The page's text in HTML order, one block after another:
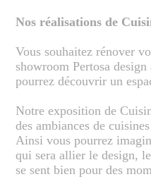
Nos réalisations de
Vous souhaitez rénover
showroom Pertosa
pourrez découvrir un
Notre exposition de
des ambiances de
Ainsi vous pourrez
qui sera allier le design,
se sent bien pour des